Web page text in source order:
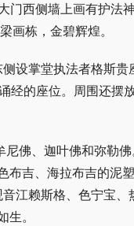
门西侧墙上画有护法
画栋，金碧辉煌。
设掌堂执法者格斯贵
经的座位。周围还摆
尼佛、迦叶佛和弥勒
布吉、海拉布吉的泥
江赖斯格、色宁宝、
。